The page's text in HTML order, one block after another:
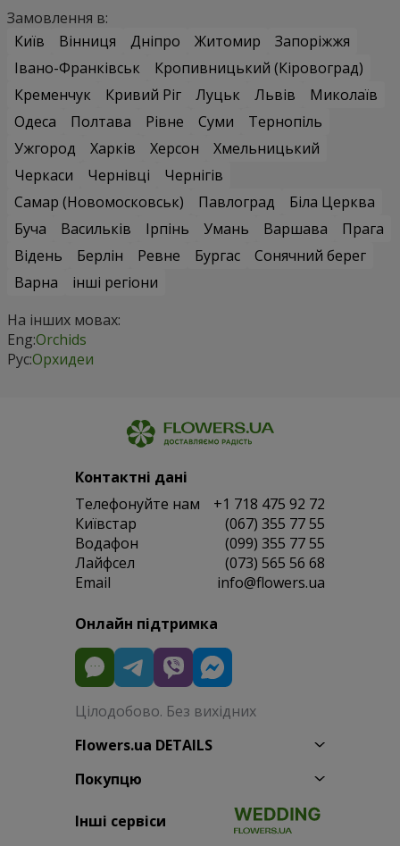
Замовлення в:
Київ
Вінниця Дніпро Житомир
Запоріжжя
Івано-Франківськ
Кропивницький (Кіровоград)
Кременчук
Кривий Ріг Луцьк Львів
Миколаїв
Одеса
Полтава Рівне Суми
Тернопіль
Ужгород
Харків Херсон
Хмельницький
Черкаси
Чернівці
Чернігів
Самар (Новомосковськ)
Павлоград
Біла Церква
Буча
Васильків Ірпінь Умань Варшава
Прага
Відень
Берлін Ревне Бургас
Сонячний берег
Варна
інші регіони
На інших мовах:
Eng:Orchids
Рус:Орхидеи
Контактні дані
Телефонуйте нам
+1 718 475 92 72
Київстар
(067) 355 77 55
Водафон
(099) 355 77 55
Лайфсел
(073) 565 56 68
Email
info@flowers.ua
Онлайн підтримка
Цілодобово. Без вихідних
Flowers.ua DETAILS
Покупцю
Інші сервіси